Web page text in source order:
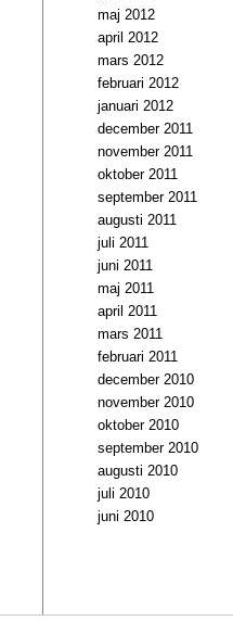
maj 2012
april 2012
mars 2012
februari 2012
januari 2012
december 2011
november 2011
oktober 2011
september 2011
augusti 2011
juli 2011
juni 2011
maj 2011
april 2011
mars 2011
februari 2011
december 2010
november 2010
oktober 2010
september 2010
augusti 2010
juli 2010
juni 2010